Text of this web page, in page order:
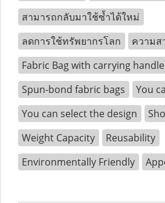
สามารถกลับมาใช้ซ้ำได้ใหม่
ลดการใช้ทรัพยากรโลก
ความส
Fabric Bag with carrying handle
Spun-bond fabric bags
You
You can select the design
Weight Capacity
Reusability
Environmentally Friendly